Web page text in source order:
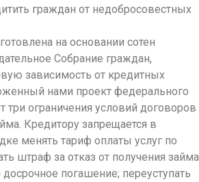
граждан от недобросовестных
на основании сотен
Собрание граждан,
зависимость от кредитных
нами проект федерального
три ограничения условий договоров
Кредитору запрещается в
менять тариф оплаты услуг по
штраф за отказ от получения займа
погашение; переуступать